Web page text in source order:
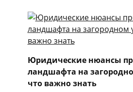
Юридические нюансы
ландшафта на
что важно знать